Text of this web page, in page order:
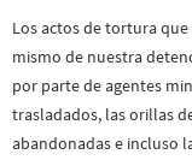
Los actos de tortura
mismo de nuestra
por parte de agentes
trasladados, las orillas
abandonadas e incluso